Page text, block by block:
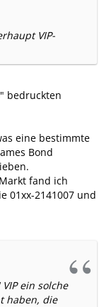
VIP-
bedruckten
eine bestimmte
Bond
fand ich
01xx-2141007 und
ein solche
haben, die